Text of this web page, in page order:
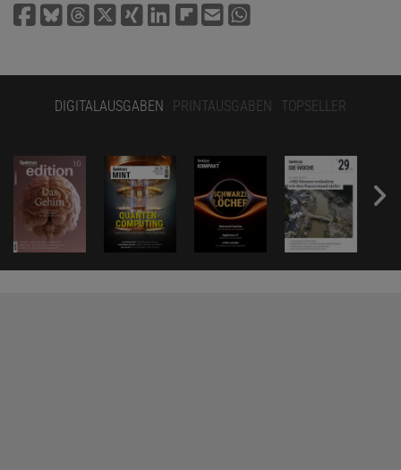
DIGITALAUSGABEN PRINTAUSGABEN TOPSELLER